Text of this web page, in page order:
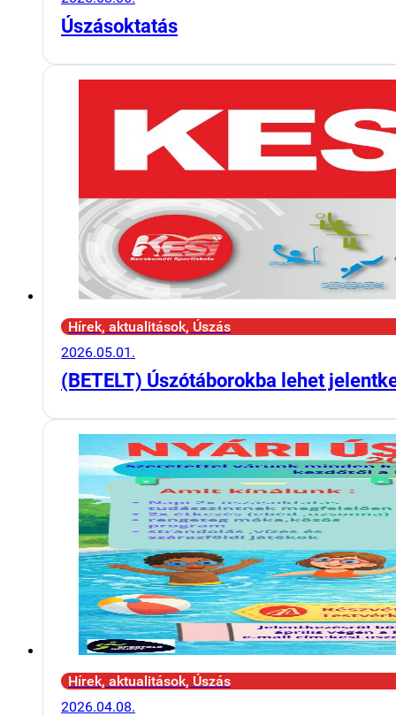
Úszásoktatás
Hírek, aktualitások, Úszás
2026.05.01.
(BETELT) Úszótáborokba lehet
Hírek, aktualitások, Úszás
2026.04.08.